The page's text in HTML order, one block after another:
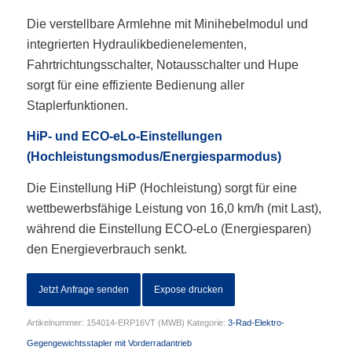
Die verstellbare Armlehne mit Minihebelmodul und
integrierten Hydraulikbedienelementen,
Fahrtrichtungsschalter, Notausschalter und Hupe
sorgt für eine effiziente Bedienung aller
Staplerfunktionen.
HiP- und ECO-eLo-Einstellungen
(Hochleistungsmodus/Energiesparmodus)
Die Einstellung HiP (Hochleistung) sorgt für eine
wettbewerbsfähige Leistung von 16,0 km/h (mit Last),
während die Einstellung ECO-eLo (Energiesparen)
den Energieverbrauch senkt.
Jetzt Anfrage senden Expose drucken
Artikelnummer: 154014-ERP16VT (MWB) Kategorie: 3-Rad-Elektro-
Gegengewichtsstapler mit Vorderradantrieb